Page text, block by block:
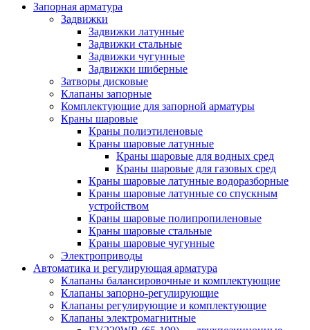
Запорная арматура
Задвижки
Задвижки латунные
Задвижки стальные
Задвижки чугунные
Задвижки шиберные
Затворы дисковые
Клапаны запорные
Комплектующие для запорной арматуры
Краны шаровые
Краны полиэтиленовые
Краны шаровые латунные
Краны шаровые для водных сред
Краны шаровые для газовых сред
Краны шаровые латунные водоразборные
Краны шаровые латунные со спускным
устройством
Краны шаровые полипропиленовые
Краны шаровые стальные
Краны шаровые чугунные
Электроприводы
Автоматика и регулирующая арматура
Клапаны балансировочные и комплектующие
Клапаны запорно-регулирующие
Клапаны регулирующие и комплектующие
Клапаны электромагнитные